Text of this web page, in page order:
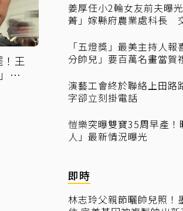
王
吐
姜厚任小2輪女友前夫曝
菁」嫁縣府農業處科長
「五燈獎」最美主持人
分帥兒」要百萬名畫當賀
演藝工會終於聯絡上田路
字卻立刻掛電話
愷樂突曝雙寶35周早產！
人」最新情況曝光
即時
林志玲父親節曬帥兒照！